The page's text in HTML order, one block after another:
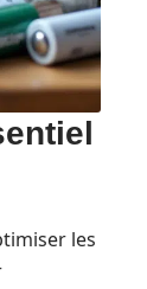
les